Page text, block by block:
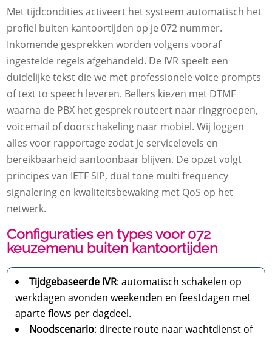
Met tijdcondities activeert het systeem automatisch het
profiel buiten kantoortijden op je 072 nummer.
Inkomende gesprekken worden volgens vooraf
ingestelde regels afgehandeld. De IVR speelt een
duidelijke tekst die we met professionele voice prompts
of text to speech leveren. Bellers kiezen met DTMF
waarna de PBX het gesprek routeert naar ringgroepen,
voicemail of doorschakeling naar mobiel. Wij loggen
alles voor rapportage zodat je servicelevels en
bereikbaarheid aantoonbaar blijven. De opzet volgt
principes van IETF SIP, dual tone multi frequency
signalering en kwaliteitsbewaking met QoS op het
netwerk.
Configuraties en types voor 072
keuzemenu buiten kantoortijden
Tijdgebaseerde IVR: automatisch schakelen op
werkdagen avonden weekenden en feestdagen met
aparte flows per dagdeel.
Noodscenario: directe route naar wachtdienst of